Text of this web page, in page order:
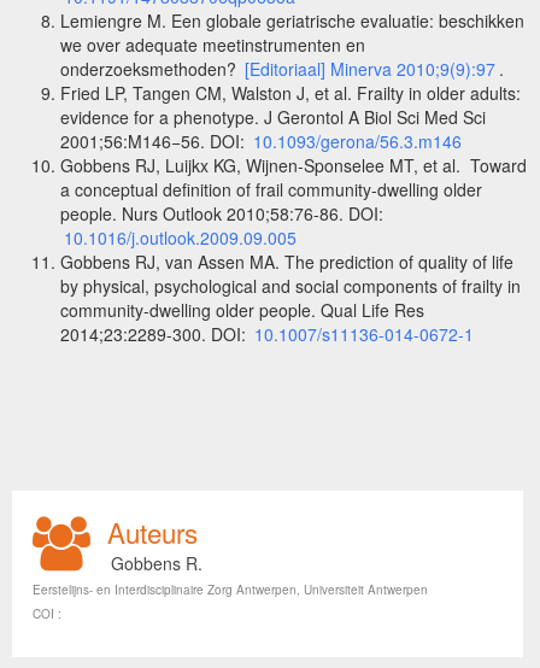
Lemiengre M. Een globale geriatrische evaluatie: beschikken
we over adequate meetinstrumenten en
onderzoeksmethoden? [Editoriaal] Minerva 2010;9(9):97 .
Fried LP, Tangen CM, Walston J, et al. Frailty in older adults:
evidence for a phenotype. J Gerontol A Biol Sci Med Sci
2001;56:M146−56. DOI: 10.1093/gerona/56.3.m146
Gobbens RJ, Luijkx KG, Wijnen-Sponselee MT, et al. Toward
a conceptual definition of frail community-dwelling older
people. Nurs Outlook 2010;58:76-86. DOI:
10.1016/j.outlook.2009.09.005
Gobbens RJ, van Assen MA. The prediction of quality of life
by physical, psychological and social components of frailty in
community-dwelling older people. Qual Life Res
2014;23:2289-300. DOI: 10.1007/s11136-014-0672-1
Auteurs
Gobbens R.
Eerstelijns- en Interdisciplinaire Zorg Antwerpen, Universiteit Antwerpen
COI :